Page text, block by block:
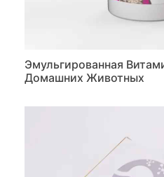
Эмульгированная
Домашних Животных